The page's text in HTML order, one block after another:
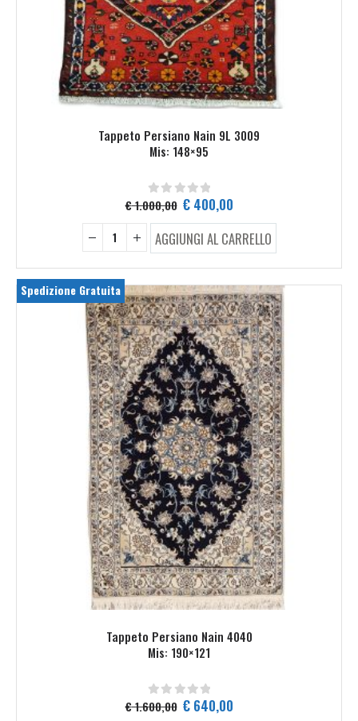
Tappeto Persiano Nain 9L 3009
Mis: 148×95
0Su 5
€1.000,00 Il
prezzo
originale
era:
€ 1.000,00.
€400,00Il
attuale
è:
€ 400,00.
AGGIUNGI AL CARRELLO
Spedizione Gratuita
Tappeto Persiano Nain 4040
Mis: 190×121
0Su 5
€1.600,00 Il
€640,00Il